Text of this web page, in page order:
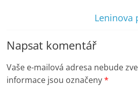
Leninova
Napsat komentář
Vaše e-mailová adresa nebude
informace jsou označeny*